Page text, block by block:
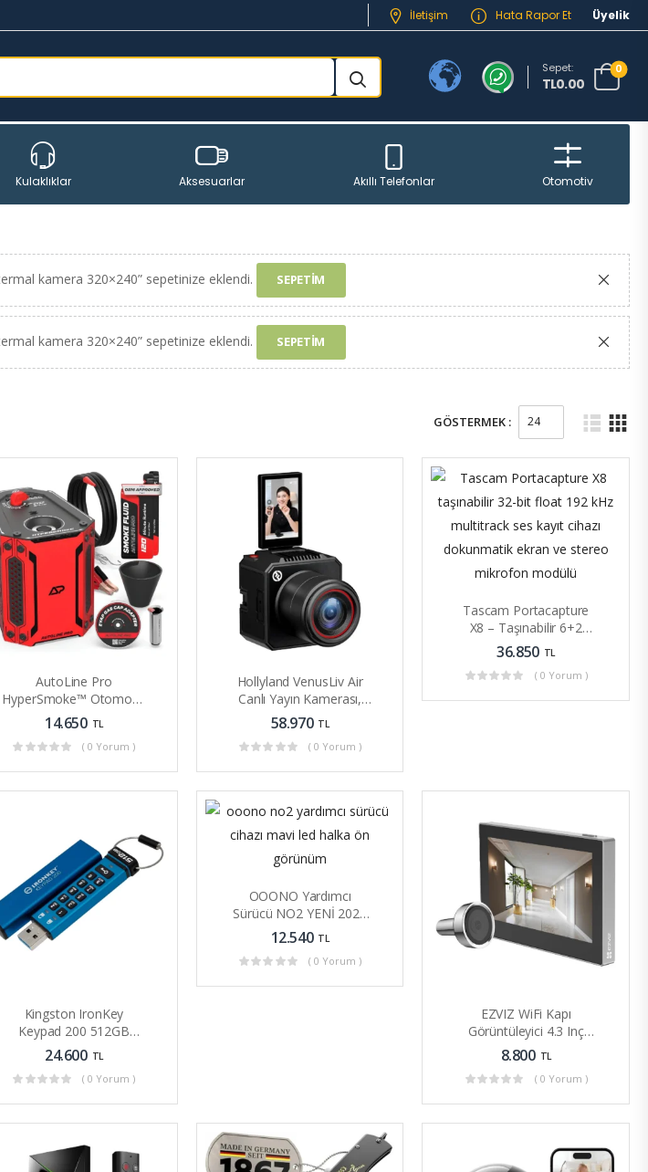
İletişim Hata Rapor Et Üyelik
Sepet:
TL0.00
0
Kulaklıklar Aksesuarlar Akıllı Telefonlar Otomotiv
kamera 320×240” sepetinize eklendi. SEPETIM
kamera 320×240” sepetinize eklendi. SEPETIM
GÖSTERMEK :
AutoLine Pro
HyperSmoke™ Otomotiv
Duman Makinesi Kaçak
Test Cihazı
14.650 TL
( 0 Yorum )
Hollyland VenusLiv Air
Canlı Yayın Kamerası,
1/1.3 Inç
58.970 TL
( 0 Yorum )
Tascam Portacapture
X8 – Taşınabilir 6+2
Kanallı Yüksek
Çözünürlüklü 32 Bit
36.850 TL
( 0 Yorum )
Kingston IronKey
Keypad 200 512GB
Şifreli USB Alfanümerik
Tuşlu
24.600 TL
( 0 Yorum )
OOONO Yardımcı
Sürücü NO2 YENİ 2025
Model
12.540 TL
( 0 Yorum )
EZVIZ WiFi Kapı
Görüntüleyici 4.3 Inç
Renkli Ekran 146° Görüş
Açılı
8.800 TL
( 0 Yorum )